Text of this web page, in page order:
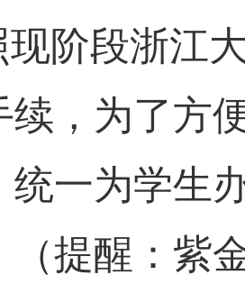
现阶段浙江
续，为了方
统一为学生
（提醒：紫